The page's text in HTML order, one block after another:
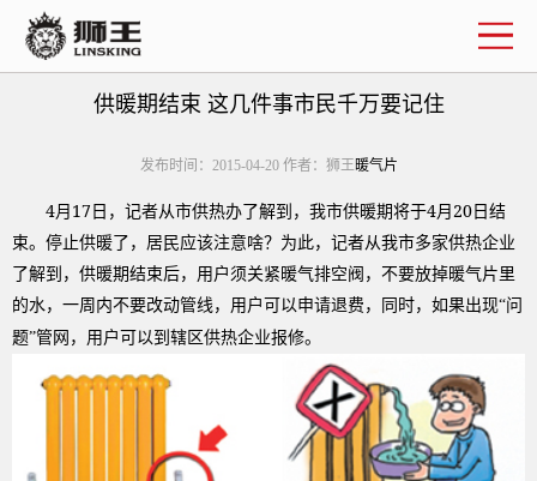
供暖期结束 这几件事市民千万要记住
发布时间：2015-04-20 作者：狮王暖气片
4月 17 日，记者从市供热办了解到，我市供暖期将于4月 20 日结
束。停止供暖了，居民应该注意啥？为此，记者从我市多家供热企业
了解到，供暖期结束后，用户须关紧暖气排空阀，不要放掉暖气片里
的水，一周内不要改动管线，用户可以申请退费，同时，如果出现“问
题”管网，用户可以到辖区供热企业报修。